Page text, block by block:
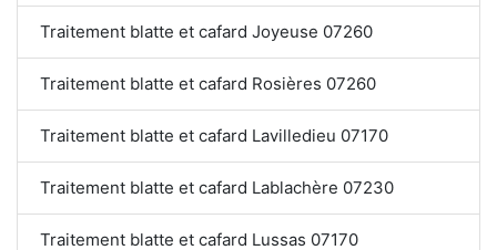
Traitement blatte et cafard Joyeuse 07260
Traitement blatte et cafard Rosières 07260
Traitement blatte et cafard Lavilledieu 07170
Traitement blatte et cafard Lablachère 07230
Traitement blatte et cafard Lussas 07170